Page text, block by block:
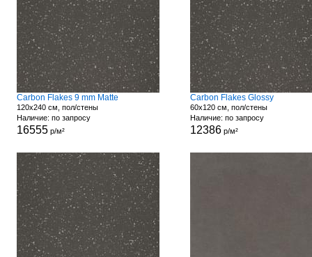
Carbon Flakes 9 mm Matte
120x240 см, пол/стены
Наличие: по запросу
16555р/м²
Carbon Flakes Glossy
60x120 см, пол/стены
Наличие: по запросу
12386р/м²